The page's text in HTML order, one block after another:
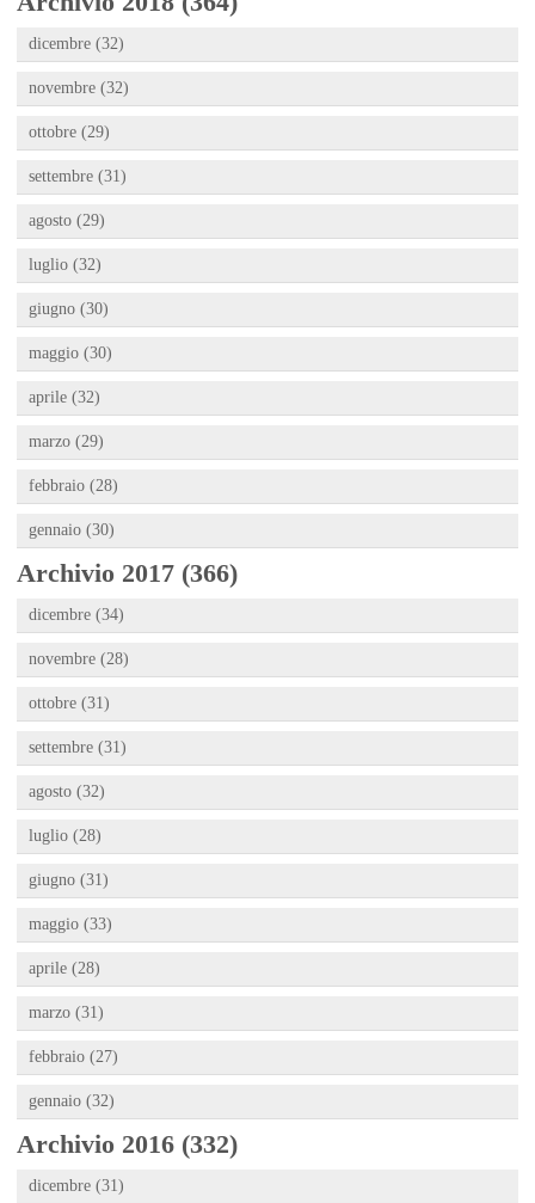
dicembre (32)
novembre (32)
ottobre (29)
settembre (31)
agosto (29)
luglio (32)
giugno (30)
maggio (30)
aprile (32)
marzo (29)
febbraio (28)
gennaio (30)
Archivio 2017 (366)
dicembre (34)
novembre (28)
ottobre (31)
settembre (31)
agosto (32)
luglio (28)
giugno (31)
maggio (33)
aprile (28)
marzo (31)
febbraio (27)
gennaio (32)
Archivio 2016 (332)
dicembre (31)